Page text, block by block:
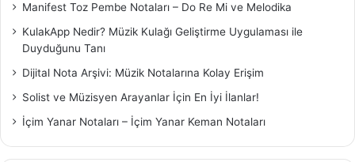
Manifest Toz Pembe Notaları – Do Re Mi ve Melodika
KulakApp Nedir? Müzik Kulağı Geliştirme Uygulaması ile
Duyduğunu Tanı
Dijital Nota Arşivi: Müzik Notalarına Kolay Erişim
Solist ve Müzisyen Arayanlar İçin En İyi İlanlar!
İçim Yanar Notaları – İçim Yanar Keman Notaları